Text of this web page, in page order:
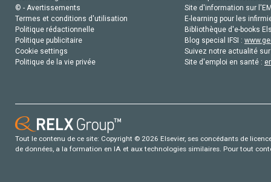
© - Avertissements
Termes et conditions d'utilisation
Politique rédactionnelle
Politique publicitaire
Cookie settings
Politique de la vie privée
Site d'information sur
E-learning pour les
Bibliothèque d'e-books
Blog special IFSI :
Suivez notre actualité
Site d'emploi en santé :
Tout le contenu de ce site: Copyright © 2026 Elsevier, ses concédants de
de données, a la formation en IA et aux technologies similaires. Pour tout